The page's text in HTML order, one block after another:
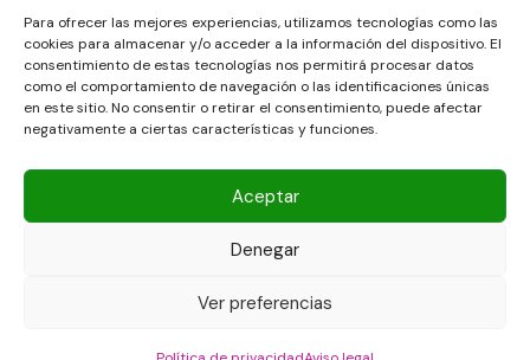
Para ofrecer las mejores experiencias, utilizamos tecnologías como las
cookies para almacenar y/o acceder a la información del dispositivo. El
consentimiento de estas tecnologías nos permitirá procesar datos
como el comportamiento de navegación o las identificaciones únicas
en este sitio. No consentir o retirar el consentimiento, puede afectar
negativamente a ciertas características y funciones.
Aceptar
Denegar
Ver preferencias
Aviso legal
Contacto
DESCARGO DE RESPONSABILIDAD
Política de cookies (UE)
POLÍTICA DE PRIVACIDAD
Copyright © 2026 Las Recetas Caseras de Isa. Powered by Las